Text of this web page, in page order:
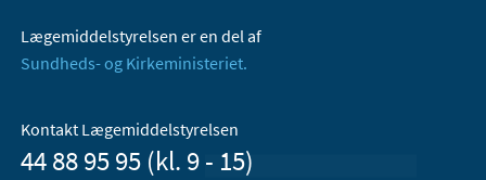
Lægemiddelstyrelsen er en del af
Sundheds- og Kirkeministeriet.
Kontakt Lægemiddelstyrelsen
44 88 95 95 (kl. 9 - 15)